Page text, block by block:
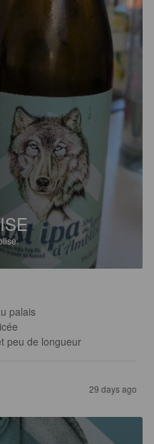
palais
peu de longueur
29 days ago